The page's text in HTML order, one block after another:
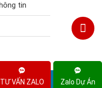
tin
TƯ VẤN ZALO Zalo Dự Án